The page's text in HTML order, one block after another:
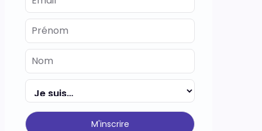
M'inscrire